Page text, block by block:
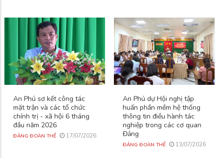
An Phú sơ kết công tác
mặt trận và các tổ chức
chính trị - xã hội 6 tháng
đầu năm 2026
ĐẢNG ĐOÀN THỂ 17/07/2026
An Phú dự Hội nghị tập
huấn phần mềm hệ thống
thông tin điều hành tác
nghiệp trong các cơ quan
Đảng
ĐẢNG ĐOÀN THỂ 13/07/2026